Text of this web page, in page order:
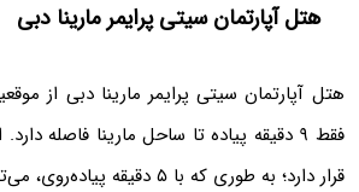
هتل آپارتمان سیتی پرایمر مارینا دبی
هتل آپارتمان سیتی پرایمر مارینا دبی از
فقط ۹ دقیقه پیاده تا ساحل مارینا فاصله
قرار دارد؛ به طوری که با ۵ دقیقه پیاده‌روی، می‌توانید به این مرکز خرید مراجعه کنید.